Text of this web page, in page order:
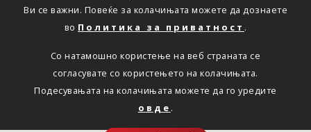
Ви се важни. Повеќе за колачињата можете да дознаете
во Политика за приватност .
Со натамошно користење на веб страната се
согласувате со користењето на колачињата.
Подесувањата на колачињата можете да го уредите
овде .